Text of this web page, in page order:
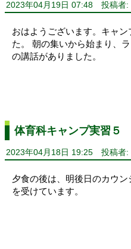
2023年04月19日 07:48 投稿者:
おはようございます。キャ
た。 朝の集いから始まり、
の講話がありました。
体育科キャンプ実習５
2023年04月18日 19:25 投稿者:
夕食の後は、明後日のカウ
を受けています。